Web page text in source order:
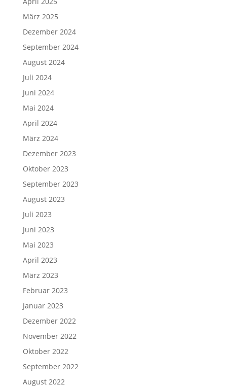
März 2025
Dezember 2024
September 2024
August 2024
Juli 2024
Juni 2024
Mai 2024
April 2024
März 2024
Dezember 2023
Oktober 2023
September 2023
August 2023
Juli 2023
Juni 2023
Mai 2023
April 2023
März 2023
Februar 2023
Januar 2023
Dezember 2022
November 2022
Oktober 2022
September 2022
August 2022